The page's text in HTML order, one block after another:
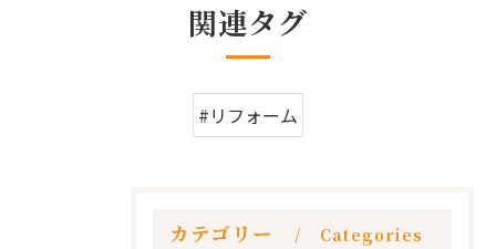
関連タグ
#リフォーム
カテゴリー Categories